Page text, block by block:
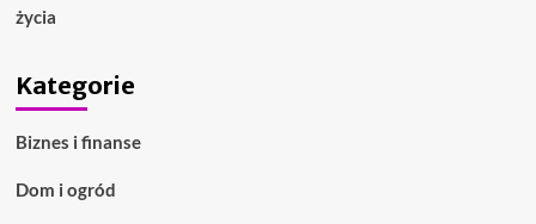
życia
Kategorie
Biznes i finanse
Dom i ogród